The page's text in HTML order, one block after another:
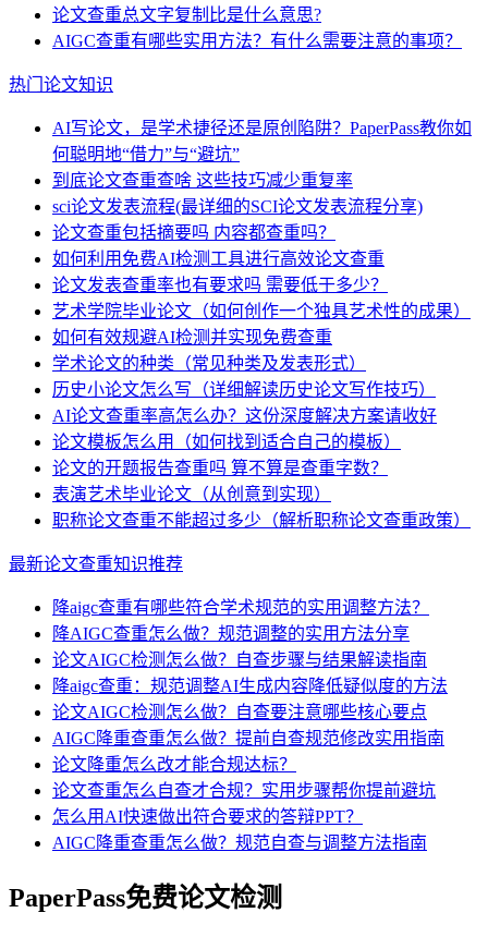
论文查重总文字复制比是什么意思?
AIGC查重有哪些实用方法？有什么需要注意的事项？
热门论文知识
AI写论文，是学术捷径还是原创陷阱？PaperPass教你如
何聪明地“借力”与“避坑”
到底论文查重查啥 这些技巧减少重复率
sci论文发表流程(最详细的SCI论文发表流程分享)
论文查重包括摘要吗 内容都查重吗？
如何利用免费AI检测工具进行高效论文查重
论文发表查重率也有要求吗 需要低于多少？
艺术学院毕业论文（如何创作一个独具艺术性的成果）
如何有效规避AI检测并实现免费查重
学术论文的种类（常见种类及发表形式）
历史小论文怎么写（详细解读历史论文写作技巧）
AI论文查重率高怎么办？这份深度解决方案请收好
论文模板怎么用（如何找到适合自己的模板）
论文的开题报告查重吗 算不算是查重字数？
表演艺术毕业论文（从创意到实现）
职称论文查重不能超过多少（解析职称论文查重政策）
最新论文查重知识推荐
降aigc查重有哪些符合学术规范的实用调整方法？
降AIGC查重怎么做？规范调整的实用方法分享
论文AIGC检测怎么做？自查步骤与结果解读指南
降aigc查重：规范调整AI生成内容降低疑似度的方法
论文AIGC检测怎么做？自查要注意哪些核心要点
AIGC降重查重怎么做？提前自查规范修改实用指南
论文降重怎么改才能合规达标？
论文查重怎么自查才合规？实用步骤帮你提前避坑
怎么用AI快速做出符合要求的答辩PPT？
AIGC降重查重怎么做？规范自查与调整方法指南
PaperPass免费论文检测